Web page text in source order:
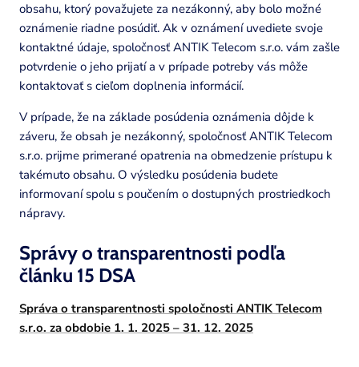
obsahu, ktorý považujete za nezákonný, aby bolo možné
oznámenie riadne posúdiť. Ak v oznámení uvediete svoje
kontaktné údaje, spoločnosť ANTIK Telecom s.r.o. vám zašle
potvrdenie o jeho prijatí a v prípade potreby vás môže
kontaktovať s cieľom doplnenia informácií.
V prípade, že na základe posúdenia oznámenia dôjde k
záveru, že obsah je nezákonný, spoločnosť ANTIK Telecom
s.r.o. prijme primerané opatrenia na obmedzenie prístupu k
takémuto obsahu. O výsledku posúdenia budete
informovaní spolu s poučením o dostupných prostriedkoch
nápravy.
Správy o transparentnosti podľa
článku 15 DSA
Správa o transparentnosti spoločnosti ANTIK Telecom
s.r.o. za obdobie 1. 1. 2025 – 31. 12. 2025